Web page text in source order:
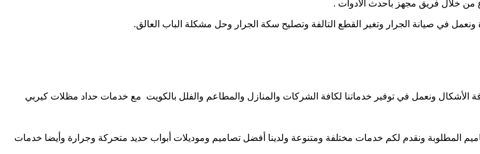
ونعمل في صيانة الجرار وتغير القطع التالفة وتصليح سكة الجرار وحل مشكلة الباب العالق.
ونعمل في توفير خدماتنا لكافة الشركات والمنازل والمطاعم والفلل بالكويت مع خدمات حداد مظلات كيربي
المطلوبة ونقدم لكم خدمات مختلفة ومتنوعة ولدينا أفضل تصاميم وموديلات أبواب حديد متحركة وجرارة وأيضا خدمات